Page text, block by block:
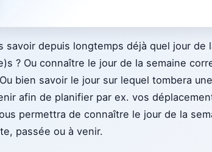
savoir depuis longtemps déjà quel jour de
? Ou connaître le jour de la semaine
bien savoir le jour sur lequel tombera
afin de planifier par ex. vos
permettra de connaître le jour de la
passée ou à venir.